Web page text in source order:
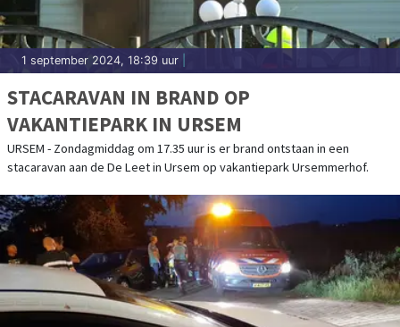
1 september 2024, 18:39 uur
STACARAVAN IN BRAND OP
VAKANTIEPARK IN URSEM
URSEM - Zondagmiddag om 17.35 uur is er brand ontstaan in een
stacaravan aan de De Leet in Ursem op vakantiepark Ursemmerhof.